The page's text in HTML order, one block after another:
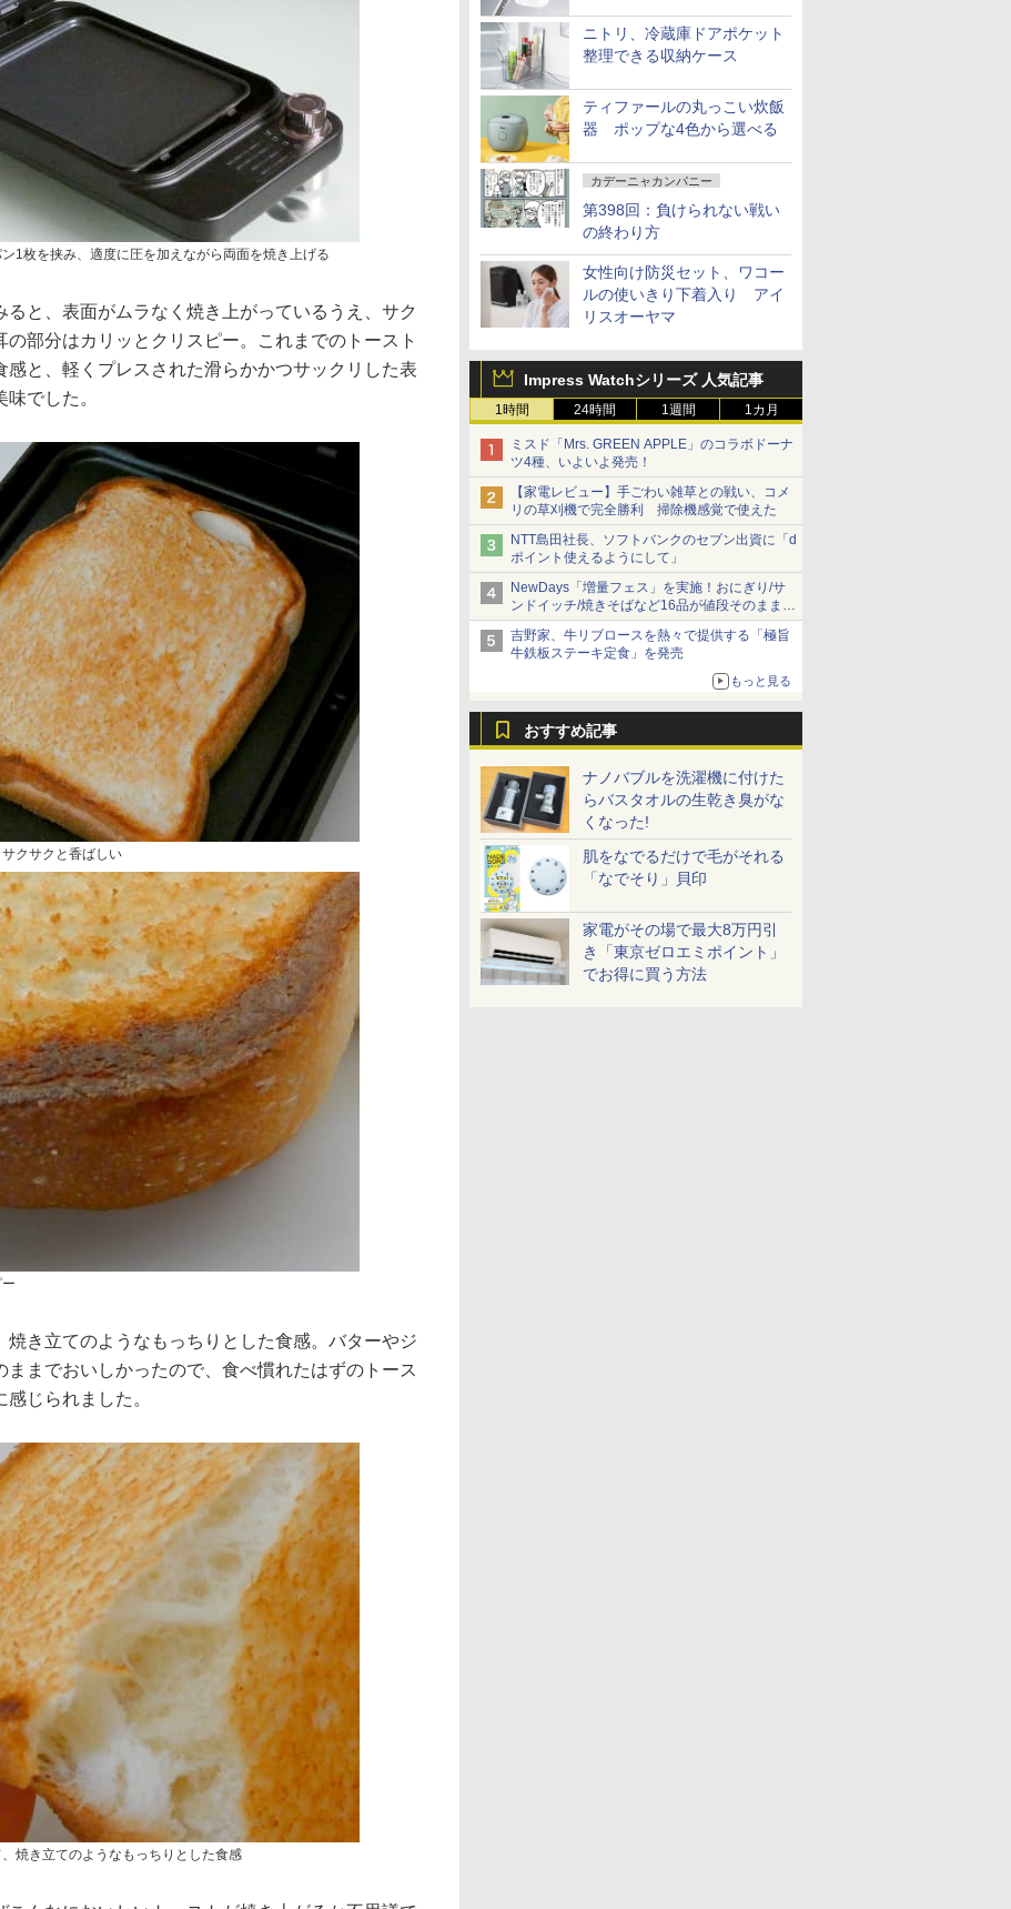
ニトリ、冷蔵庫ドアポケット
整理できる収納ケース
ティファールの丸っこい炊飯
器 ポップな4色から選べる
カデーニャカンパニー
第398回：負けられない戦い
の終わり方
女性向け防災セット、ワコー
ルの使いきり下着入り アイ
リスオーヤマ
Impress Watchシリーズ 人気記事
1時間 24時間 1週間 1カ月
ミスド「Mrs. GREEN APPLE」のコラボドーナ
ツ4種、いよいよ発売！
【家電レビュー】手ごわい雑草との戦い、コメ
リの草刈機で完全勝利 掃除機感覚で使えた
NTT島田社長、ソフトバンクのセブン出資に「d
ポイント使えるようにして」
NewDays「増量フェス」を実施！おにぎり/サ
ンドイッチ/焼きそばなど16品が値段そのままで
ボリュームアップ
吉野家、牛リブロースを熱々で提供する「極旨
牛鉄板ステーキ定食」を発売
もっと見る
おすすめ記事
ナノバブルを洗濯機に付けた
らバスタオルの生乾き臭がな
くなった!
肌をなでるだけで毛がそれる
「なでそり」貝印
家電がその場で最大8万円引
き「東京ゼロエミポイント」
でお得に買う方法
1枚を挟み、適度に圧を加えながら両面を焼き上げる
と、表面がムラなく焼き上がっているうえ、サク
部分はカリッとクリスピー。これまでのトースト
感と、軽くプレスされた滑らかかつサックリした表
でした。
クサクと香ばしい
き立てのようなもっちりとした食感。バターやジ
ままでおいしかったので、食べ慣れたはずのトース
じられました。
焼き立てのようなもっちりとした食感